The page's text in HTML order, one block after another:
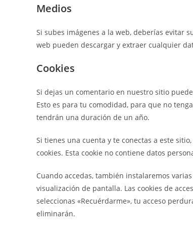
Medios
Si subes imágenes a la web, deberías evitar
web pueden descargar y extraer cualquier
Cookies
Si dejas un comentario en nuestro sitio
Esto es para tu comodidad, para que no
tendrán una duración de un año.
Si tienes una cuenta y te conectas a este
cookies. Esta cookie no contiene datos
Cuando accedas, también instalaremos
visualización de pantalla. Las cookies de
seleccionas «Recuérdarme», tu acceso
eliminarán.